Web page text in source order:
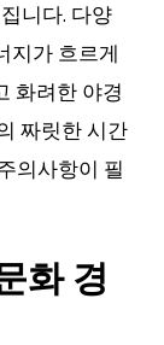
니다. 다양
지가 흐르게
화려한 야경
짜릿한 시간
의사항이 필
화 경